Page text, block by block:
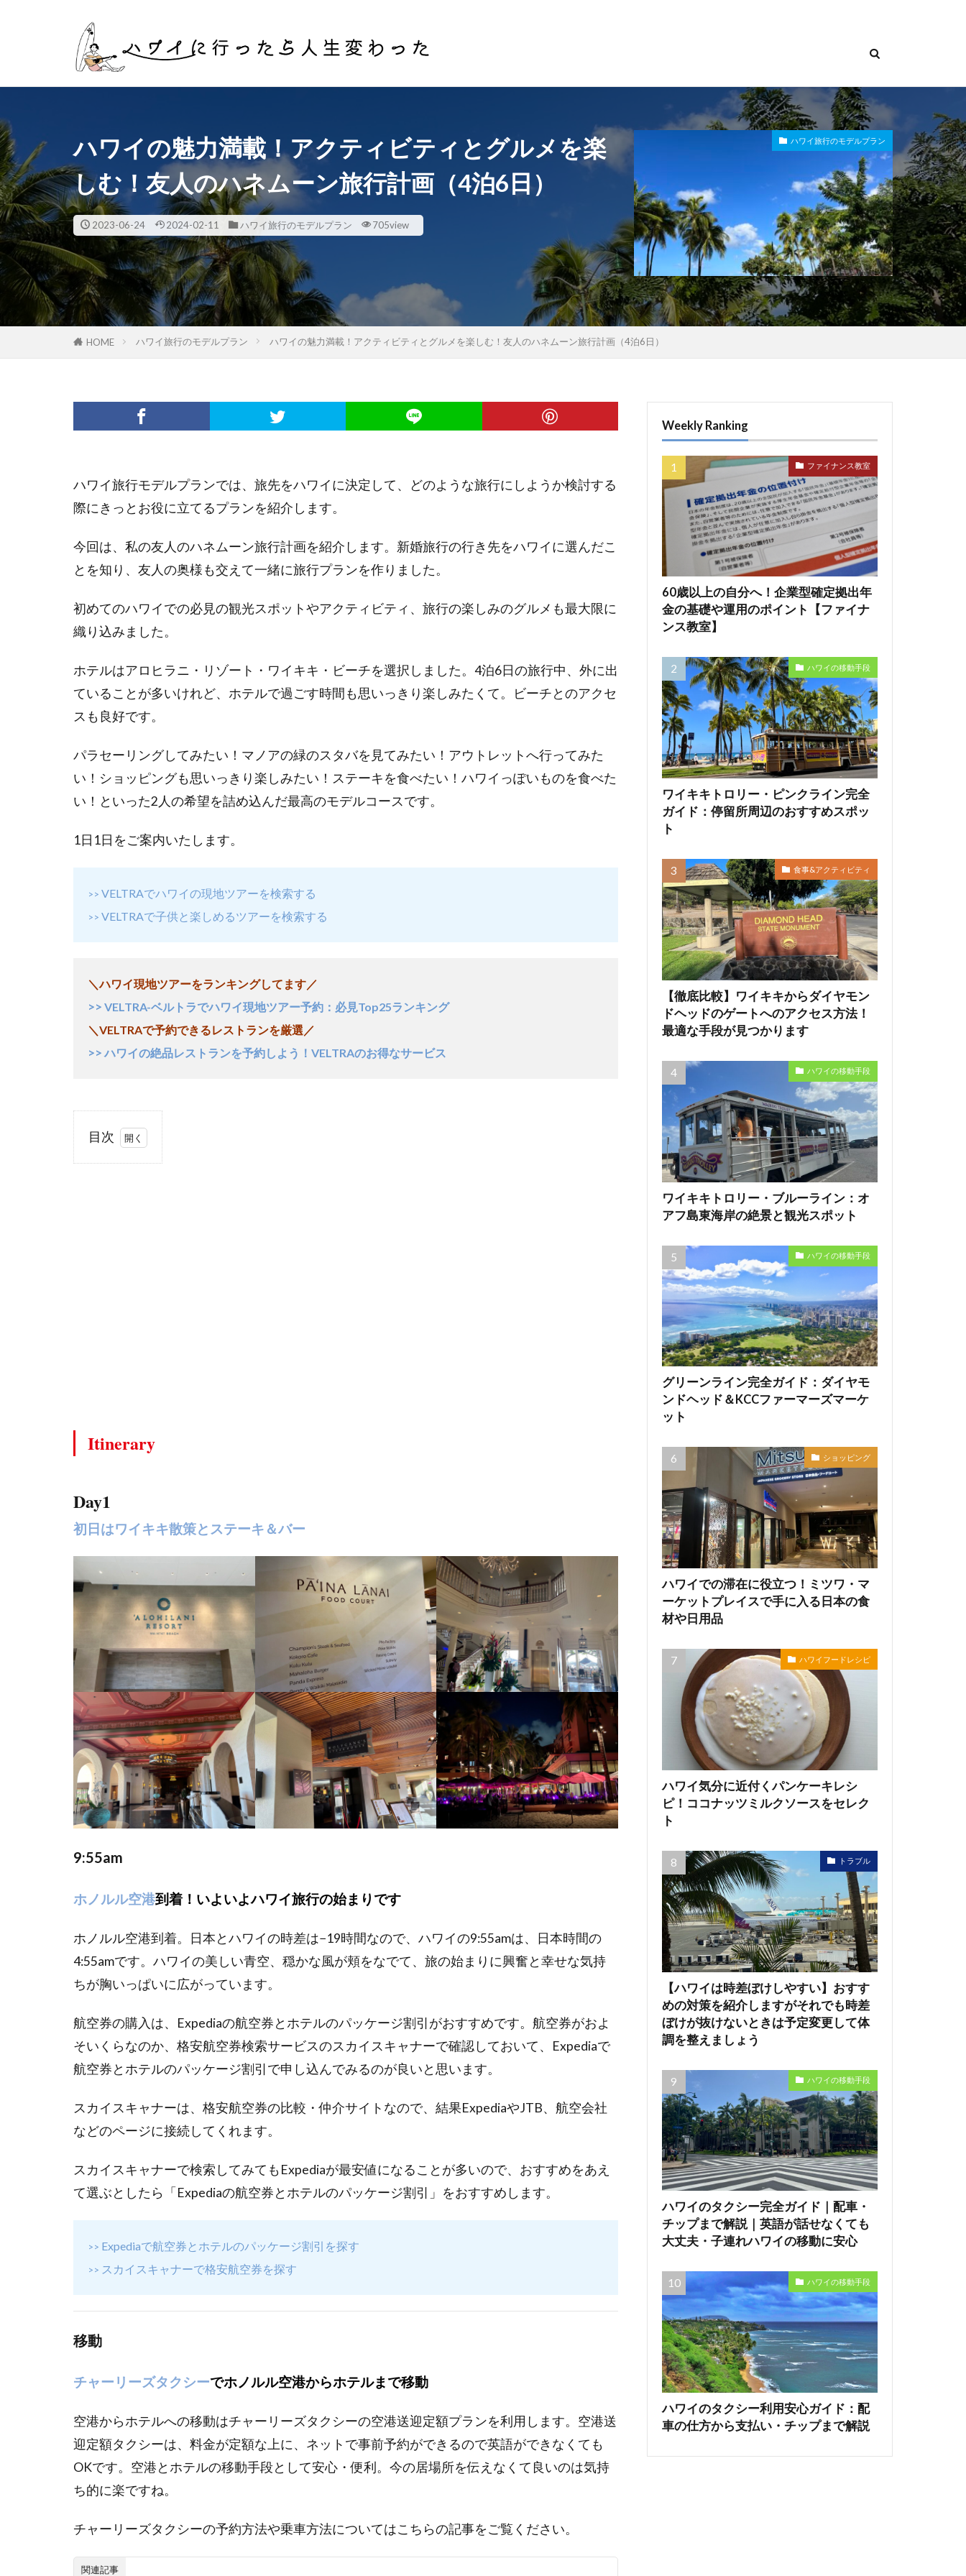
ハワイの魅力満載！アクティビティとグルメを楽
しむ！友人のハネムーン旅行計画（4泊6日）
2023-06-24 2024-02-11 ハワイ旅行のモデルプラン 705view
ハワイ旅行のモデルプラン
HOME ハワイ旅行のモデルプラン ハワイの魅力満載！アクティビティとグルメを楽しむ！友人のハネムーン旅行計画（4泊6日）
ハワイ旅行モデルプランでは、旅先をハワイに決定して、どのような旅行にしようか検討する
際にきっとお役に立てるプランを紹介します。
今回は、私の友人のハネムーン旅行計画を紹介します。新婚旅行の行き先をハワイに選んだこ
とを知り、友人の奥様も交えて一緒に旅行プランを作りました。
初めてのハワイでの必見の観光スポットやアクティビティ、旅行の楽しみのグルメも最大限に
織り込みました。
ホテルはアロヒラニ・リゾート・ワイキキ・ビーチを選択しました。4泊6日の旅行中、外に出
ていることが多いけれど、ホテルで過ごす時間も思いっきり楽しみたくて。ビーチとのアクセ
スも良好です。
パラセーリングしてみたい！マノアの緑のスタバを見てみたい！アウトレットへ行ってみた
い！ショッピングも思いっきり楽しみたい！ステーキを食べたい！ハワイっぽいものを食べた
い！といった2人の希望を詰め込んだ最高のモデルコースです。
1日1日をご案内いたします。
>> VELTRAでハワイの現地ツアーを検索する
>> VELTRAで子供と楽しめるツアーを検索する
＼ハワイ現地ツアーをランキングしてます／
>> VELTRA-ベルトラでハワイ現地ツアー予約：必見Top25ランキング
＼VELTRAで予約できるレストランを厳選／
>>ハワイの絶品レストランを予約しよう！VELTRAのお得なサービス
目次
タカ
イブ
1.3
ッピ
ング
を思
で！
1.4
Day4
念願
のパ
ラセ
イリ
ン
午後
でゆ
りと
1.5
Day5
日！
朝散
歩と
朝
りと
ホテ
発
2
り
Itinerary
Day1
初日はワイキキ散策とステーキ＆バー
9:55am
ホノルル空港到着！いよいよハワイ旅行の始まりです
ホノルル空港到着。日本とハワイの時差は−19時間なので、ハワイの9:55amは、日本時間の
4:55amです。ハワイの美しい青空、穏かな風が頬をなでて、旅の始まりに興奮と幸せな気持
ちが胸いっぱいに広がっています。
航空券の購入は、Expediaの航空券とホテルのパッケージ割引がおすすめです。航空券がおよ
そいくらなのか、格安航空券検索サービスのスカイスキャナーで確認しておいて、Expediaで
航空券とホテルのパッケージ割引で申し込んでみるのが良いと思います。
スカイスキャナーは、格安航空券の比較・仲介サイトなので、結果ExpediaやJTB、航空会社
などのページに接続してくれます。
スカイスキャナーで検索してみてもExpediaが最安値になることが多いので、おすすめをあえ
て選ぶとしたら「Expediaの航空券とホテルのパッケージ割引」をおすすめします。
>> Expediaで航空券とホテルのパッケージ割引を探す
>> スカイスキャナーで格安航空券を探す
移動
チャーリーズタクシーでホノルル空港からホテルまで移動
空港からホテルへの移動はチャーリーズタクシーの空港送迎定額プランを利用します。空港送
迎定額タクシーは、料金が定額な上に、ネットで事前予約ができるので英語ができなくても
OKです。空港とホテルの移動手段として安心・便利。今の居場所を伝えなくて良いのは気持
ち的に楽ですね。
チャーリーズタクシーの予約方法や乗車方法についてはこちらの記事をご覧ください。
関連記事
Weekly Ranking
ファイナンス教室
60歳以上の自分へ！企業型確定拠出年
金の基礎や運用のポイント【ファイナ
ンス教室】
ハワイの移動手段
ワイキキトロリー・ピンクライン完全
ガイド：停留所周辺のおすすめスポッ
ト
食事&アクティビティ
【徹底比較】ワイキキからダイヤモン
ドヘッドのゲートへのアクセス方法！
最適な手段が見つかります
ハワイの移動手段
ワイキキトロリー・ブルーライン：オ
アフ島東海岸の絶景と観光スポット
ハワイの移動手段
グリーンライン完全ガイド：ダイヤモ
ンドヘッド＆KCCファーマーズマーケ
ット
ショッピング
ハワイでの滞在に役立つ！ミツワ・マ
ーケットプレイスで手に入る日本の食
材や日用品
ハワイフードレシピ
ハワイ気分に近付くパンケーキレシ
ピ！ココナッツミルクソースをセレク
ト
トラブル
【ハワイは時差ぼけしやすい】おすす
めの対策を紹介しますがそれでも時差
ぼけが抜けないときは予定変更して体
調を整えましょう
ハワイの移動手段
ハワイのタクシー完全ガイド｜配車・
チップまで解説｜英語が話せなくても
大丈夫・子連れハワイの移動に安心
ハワイの移動手段
ハワイのタクシー利用安心ガイド：配
車の仕方から支払い・チップまで解説
マイル 英会話 節約術 投資